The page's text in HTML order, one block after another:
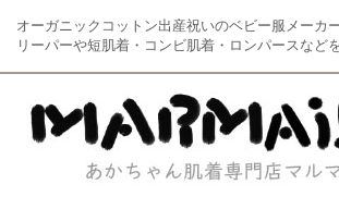
オーガニックコットン出産祝いのベビー服メーカ
リーパーや短肌着・コンビ肌着・ロンパースなど